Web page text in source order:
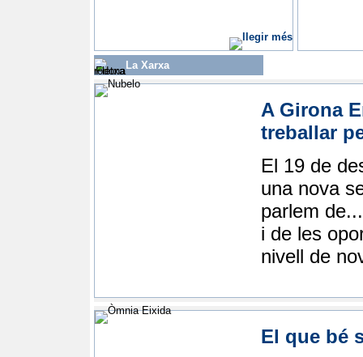
La Xarxa
A Girona
treballar
El 19 de
una nova
parlem
i de les
nivell de
El que bé